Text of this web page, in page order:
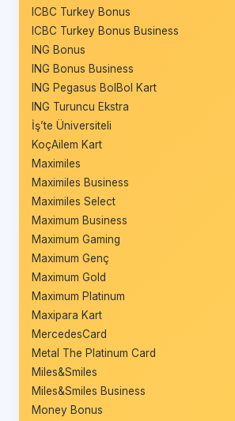
ICBC Turkey Bonus
ICBC Turkey Bonus Business
ING Bonus
ING Bonus Business
ING Pegasus BolBol Kart
ING Turuncu Ekstra
İş’te Üniversiteli
KoçAilem Kart
Maximiles
Maximiles Business
Maximiles Select
Maximum Business
Maximum Gaming
Maximum Genç
Maximum Gold
Maximum Platinum
Maxipara Kart
MercedesCard
Metal The Platinum Card
Miles&Smiles
Miles&Smiles Business
Money Bonus